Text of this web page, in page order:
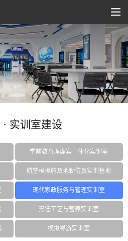
实训室建设
学前教育理虚实一体化实训室
航空模拟舱及地勤仿真实训基地
现代家政服务与管理实训室
烹饪工艺与营养实训室
模拟导游实训室